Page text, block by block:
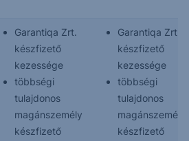
Garantiqa Zrt.
készfizető
kezessége
többségi
tulajdonos
magánszemély
készfizető
Garantiqa Zrt.
készfizető
kezessége
többségi
tulajdonos
magánszemély
készfizető